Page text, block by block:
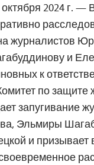
2024 г. —
журналистов
и
к
по защите
запугивание
Эльмиры
и призывает